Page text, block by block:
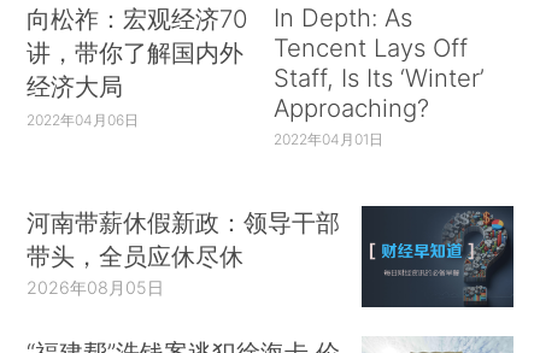
向松祚：宏观经济70
讲，带你了解国内外
经济大局
2022年04月06日
In Depth: As
Tencent Lays Off
Staff, Is Its ‘Winter’
Approaching?
2022年04月01日
河南带薪休假新政：领导干部
带头，全员应休尽休
2026年08月05日